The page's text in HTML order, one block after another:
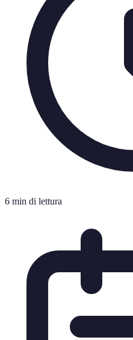
6 min di lettura